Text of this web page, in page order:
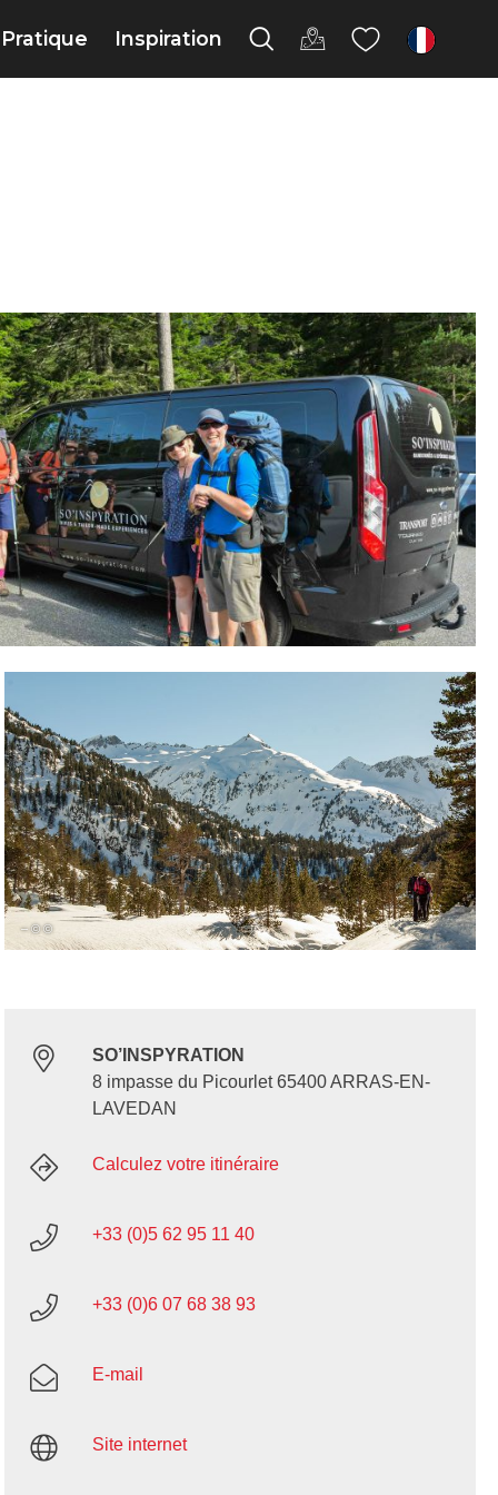
Pratique Inspiration fr
– © ©
SO’INSPYRATION
8 impasse du Picourlet 65400 ARRAS-EN-
LAVEDAN
Calculez votre itinéraire
+33 (0)5 62 95 11 40
+33 (0)6 07 68 38 93
E-mail
Site internet